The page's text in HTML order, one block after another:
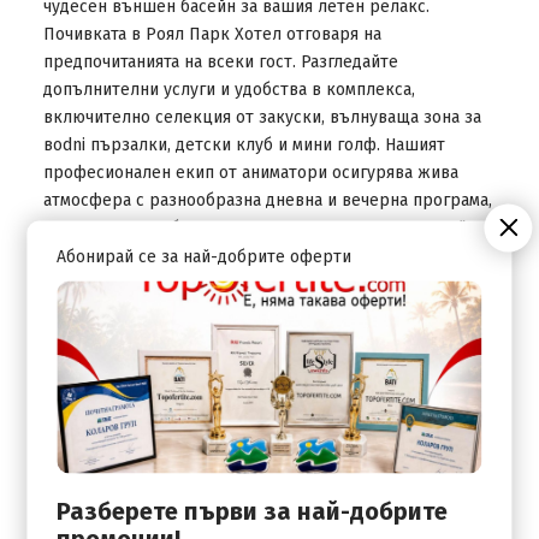
чудесен външен басейн за вашия летен релакс.
Почивката в Роял Парк Хотел отговаря на
предпочитанията на всеки гост. Разгледайте
допълнителни услуги и удобства в комплекса,
включително селекция от закуски, вълнуваща зона за
воdni пързалки, детски клуб и мини голф. Нашият
професионален екип от аниматори осигурява жива
атмосфера с разнообразна дневна и вечерна програма,
гарантираща добро настроение през целия престой..
ВАЖНО! Хотел Роял Парк няма да работи през сезон
2026!
Местоположение:
к.к Елените
Плаж:
Хотелът е разположен на първа линия на тих и спокоен
обществен плаж. Предлага достъп до фантастичен
Абонирай се за най-добрите оферти
Разберете първи за най-добрите